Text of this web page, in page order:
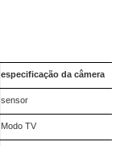
especificação da câmera
sensor
Modo TV